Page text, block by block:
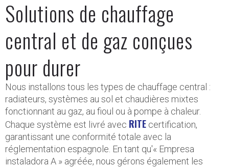
Solutions de chauffage
central et de gaz conçues
pour durer
Nous installons tous les types de chauffage central :
radiateurs, systèmes au sol et chaudières mixtes
fonctionnant au gaz, au fioul ou à pompe à chaleur.
Chaque système est livré avec RITE certification,
garantissant une conformité totale avec la
réglementation espagnole. En tant qu'« Empresa
instaladora A » agréée, nous gérons également les